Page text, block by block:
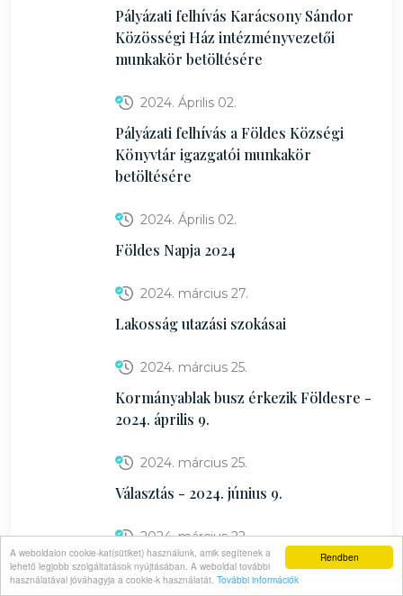
Rendben
A weboldalon cookie-kat(sütiket) használunk, amik segítenek a
lehető legjobb szolgáltatások nyújtásában. A weboldal további
használatával jóváhagyja a cookie-k használatát. További információk
Pályázati felhívás Karácsony Sándor
Közösségi Ház intézményvezetői
munkakör betöltésére
2024. Április 02.
Pályázati felhívás a Földes Községi
Könyvtár igazgatói munkakör
betöltésére
2024. Április 02.
Földes Napja 2024
2024. március 27.
Lakosság utazási szokásai
2024. március 25.
Kormányablak busz érkezik Földesre -
2024. április 9.
2024. március 25.
Választás - 2024. június 9.
2024. március 22.
Húsvétoló a Bihari Síkon